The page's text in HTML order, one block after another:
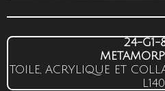
24-G1-
TOILE, ACRYLIQUE ET
L140